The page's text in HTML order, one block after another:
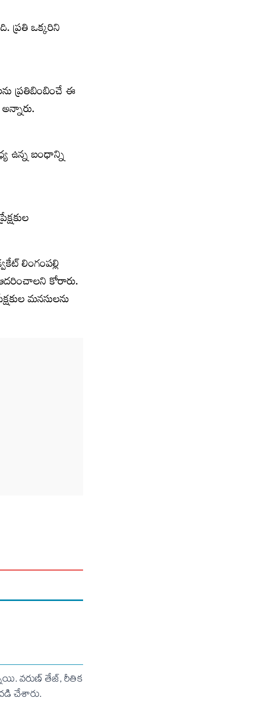
ప్రతి ఒక్కరిని
ప్రతిబింబించే ఈ
ఉన్న బంధాన్ని
లింగంపల్లి
కోరారు.
మనసులను
వరుణ్ తేజ్, రీతిక
చేశారు.